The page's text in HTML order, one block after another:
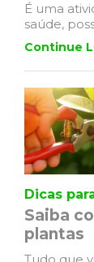
É uma
saúde,
Continue
Dicas
Saiba
plantas